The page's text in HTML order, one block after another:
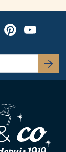
PinterestYoutube